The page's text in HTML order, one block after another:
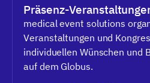
Präsenz-
medical event solutions
Veranstaltungen und
individuellen Wünschen und
auf dem Globus.